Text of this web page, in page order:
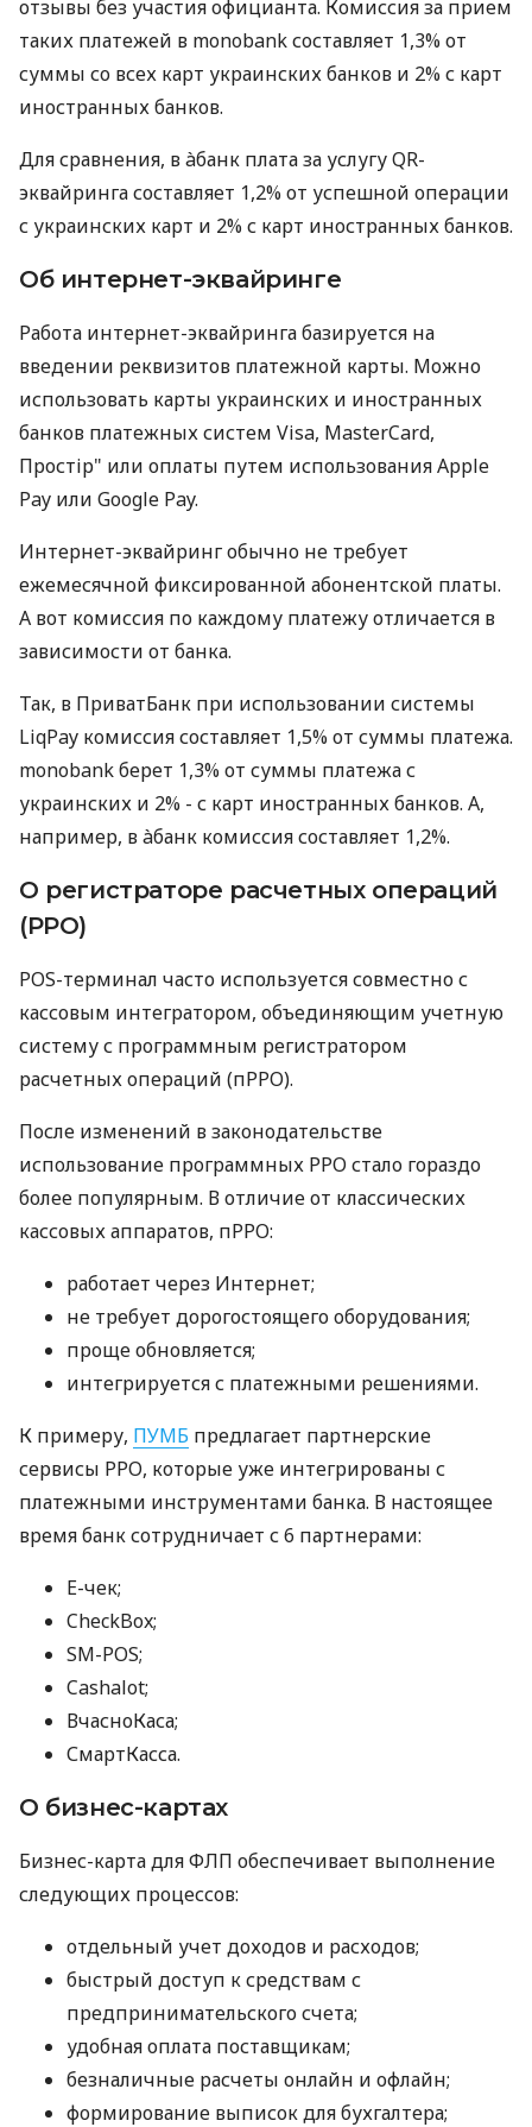
отзывы без участия официанта. Комиссия за прием
таких платежей в monobank составляет 1,3% от
суммы со всех карт украинских банков и 2% с карт
иностранных банков.
Для сравнения, в àбанк плата за услугу QR-
эквайринга составляет 1,2% от успешной операции
с украинских карт и 2% с карт иностранных банков.
Об интернет-эквайринге
Работа интернет-эквайринга базируется на
введении реквизитов платежной карты. Можно
использовать карты украинских и иностранных
банков платежных систем Visa, MasterCard,
Простір" или оплаты путем использования Apple
Pay или Google Pay.
Интернет-эквайринг обычно не требует
ежемесячной фиксированной абонентской платы.
А вот комиссия по каждому платежу отличается в
зависимости от банка.
Так, в ПриватБанк при использовании системы
LiqPay комиссия составляет 1,5% от суммы платежа.
monobank берет 1,3% от суммы платежа с
украинских и 2% - с карт иностранных банков. А,
например, в àбанк комиссия составляет 1,2%.
О регистраторе расчетных операций
(РРО)
POS-терминал часто используется совместно с
кассовым интегратором, объединяющим учетную
систему с программным регистратором
расчетных операций (пРРО).
После изменений в законодательстве
использование программных РРО стало гораздо
более популярным. В отличие от классических
кассовых аппаратов, пРРО:
работает через Интернет;
не требует дорогостоящего оборудования;
проще обновляется;
интегрируется с платежными решениями.
К примеру, ПУМБ предлагает партнерские
сервисы РРО, которые уже интегрированы с
платежными инструментами банка. В настоящее
время банк сотрудничает с 6 партнерами:
E-чек;
CheckBox;
SM-POS;
Cashalot;
ВчасноКаса;
СмартКасса.
О бизнес-картах
Бизнес-карта для ФЛП обеспечивает выполнение
следующих процессов:
отдельный учет доходов и расходов;
быстрый доступ к средствам с
предпринимательского счета;
удобная оплата поставщикам;
безналичные расчеты онлайн и офлайн;
формирование выписок для бухгалтера;